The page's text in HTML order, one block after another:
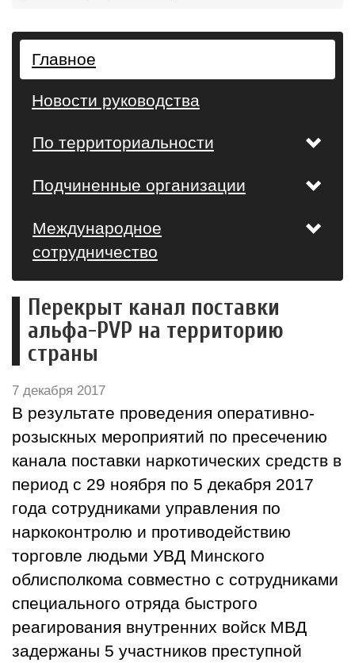
Главное
Новости руководства
По территориальности
Подчиненные организации
Международное
сотрудничество
Перекрыт канал поставки
альфа-PVP на территорию
страны
7 декабря 2017
В результате проведения оперативно-
розыскных мероприятий по пресечению
канала поставки наркотических средств в
период с 29 ноября по 5 декабря 2017
года сотрудниками управления по
наркоконтролю и противодействию
торговле людьми УВД Минского
облисполкома совместно с сотрудниками
специального отряда быстрого
реагирования внутренних войск МВД
задержаны 5 участников преступной